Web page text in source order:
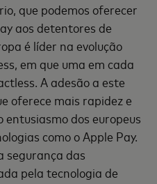
que podemos oferecer
aos detentores de
é líder na evolução
em que uma em cada
A adesão a este
oferece mais rapidez e
dos europeus
como o Apple Pay.
segurança das
pela tecnologia de